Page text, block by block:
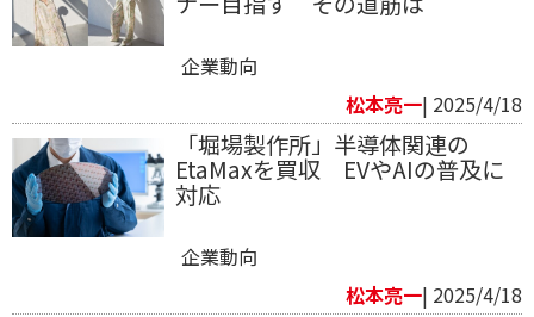
企業動向
松本亮一| 2025/4/18
「堀場製作所」半導体関連の
EtaMaxを買収 EVやAIの普及に
対応
企業動向
松本亮一| 2025/4/18